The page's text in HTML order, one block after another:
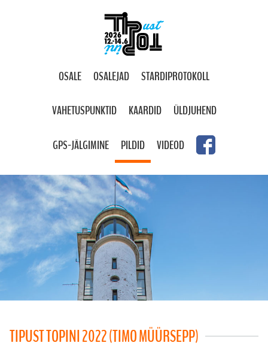
OSALE OSALEJAD STARDIPROTOKOLL
VAHETUSPUNKTID KAARDID ÜLDJUHEND
GPS-JÄLGIMINE PILDID VIDEOD
TIPUST TOPINI 2022 (TIMO MÜÜRSEPP)